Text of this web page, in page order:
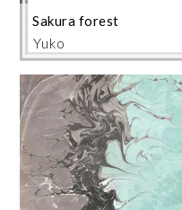
Yuko
Sakura forest